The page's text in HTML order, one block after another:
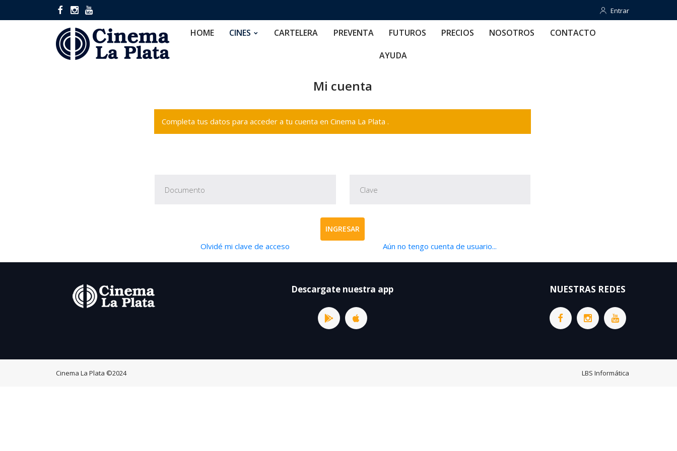
Entrar
Entrar
HOME CINES CARTELERA PREVENTA FUTUROS PRECIOS NOSOTROS CONTACTO
AYUDA
Mi cuenta
Completa tus datos para acceder a tu cuenta en Cinema La Plata .
INGRESAR
Olvidé mi clave de acceso Aún no tengo cuenta de usuario...
Descargate nuestra app NUESTRAS REDES
Cinema La Plata ©2024 LBS Informática